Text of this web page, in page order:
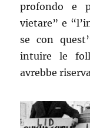
profondo e
vietare” e
se con
intuire le
avrebbe